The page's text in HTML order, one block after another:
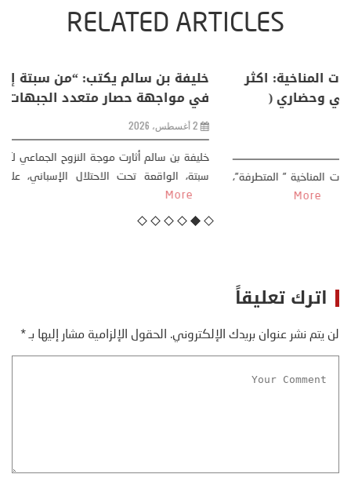
RELATED ARTICLES
خليفة
في
خليفة بن
سبتة،
بالضيافي يكتب حول: التغيرات المناخية: اكثر
طبيعية .. تحول اجتماعي وحضاري (
بالضيافي بدأت قصتي مع التغييرات المناخية ” المتطرفة”،
ثمانينات القرن الماضي، حين أطردنا ...
اترك تعليقاً
لن يتم نشر عنوان بريدك الإلكتروني. الحقول الإلزامية مشار إليها بـ*